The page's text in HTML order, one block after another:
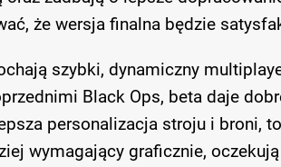
że wersja finalna będzie
szybki, dynamiczny
Black Ops, beta daje
personalizacja stroju i broni,
wymagający graficznie,